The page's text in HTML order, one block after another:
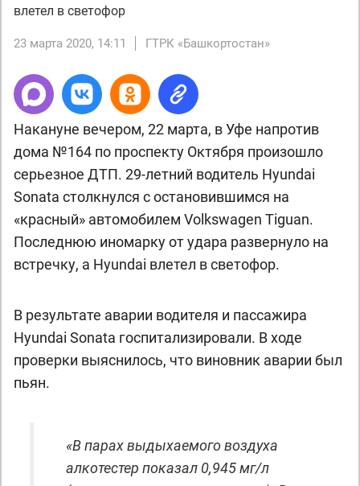
влетел в светофор
23 марта 2020, 14:11 ГТРК «Башкортостан»
Накануне вечером, 22 марта, в Уфе напротив
дома №164 по проспекту Октября произошло
серьезное ДТП. 29-летний водитель Hyundai
Sonata столкнулся с остановившимся на
«красный» автомобилем Volkswagen Tiguan.
Последнюю иномарку от удара развернуло на
встречку, а Hyundai влетел в светофор.
В результате аварии водителя и пассажира
Hyundai Sonata госпитализировали. В ходе
проверки выяснилось, что виновник аварии был
пьян.
«В парах выдыхаемого воздуха
алкотестер показал 0,945 мг/л